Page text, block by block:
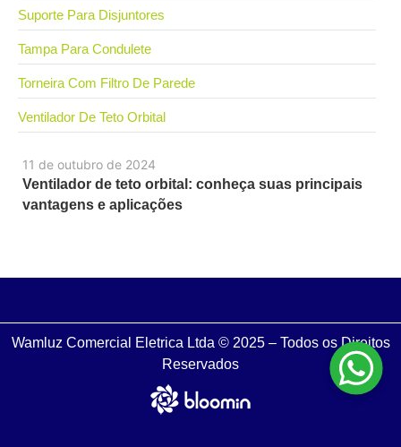
11 de outubro de 2024
Ventilador de teto orbital: conheça suas principais
vantagens e aplicações
Suporte Para Disjuntores
Tampa Para Condulete
Torneira Com Filtro De Parede
Ventilador De Teto Orbital
Wamluz Comercial Eletrica Ltda © 2025 – Todos os Direitos
Reservados